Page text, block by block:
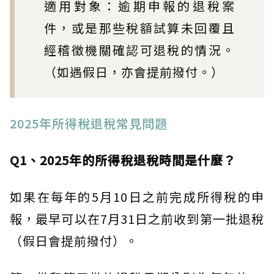
適用對象：逾期申報的退稅案
件，或是那些稅額試算未回覆且
經稽徵機關確認可退稅的情況。
（如遇假日，亦會提前撥付。）
2025年所得稅退稅常見問題
Q1、2025年的所得稅退稅時間是什麼？
如果在每年的5月10日之前完成所得稅的申
報，最早可以在7月31日之前收到第一批退稅
（假日會提前撥付）。